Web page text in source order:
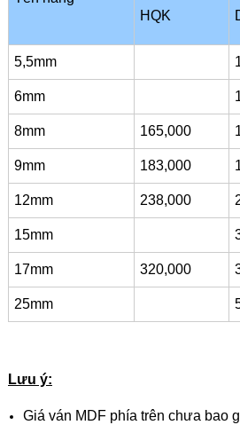
HQK
5,5mm
6mm
8mm 165,000
9mm 183,000
12mm 238,000
15mm
17mm 320,000
25mm
Lưu ý:
Giá ván MDF phía trên chưa bao